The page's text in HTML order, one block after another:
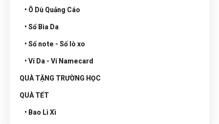
• Ô Dù Quảng Cáo
• Sổ Bìa Da
• Sổ note - Sổ lò xo
• Ví Da - Ví Namecard
QUÀ TẶNG TRƯỜNG HỌC
QUÀ TẾT
• Bao Lì Xì